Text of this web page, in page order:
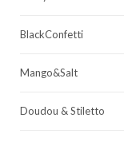
BlackConfetti
Mango&Salt
Doudou & Stiletto